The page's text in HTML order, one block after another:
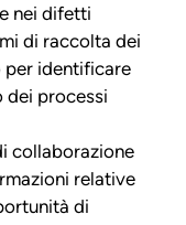
nei difetti
di raccolta dei
per identificare
processi
collaborazione
relative
di